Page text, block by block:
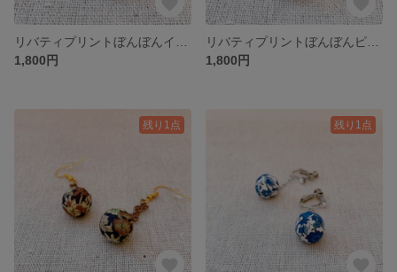
1,800円
1,800円
残り1点 残り1点